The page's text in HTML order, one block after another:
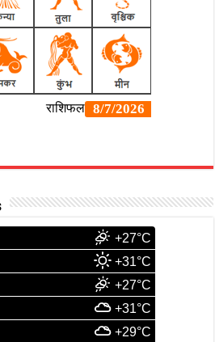
+27°C
+31°C
+27°C
+31°C
+29°C